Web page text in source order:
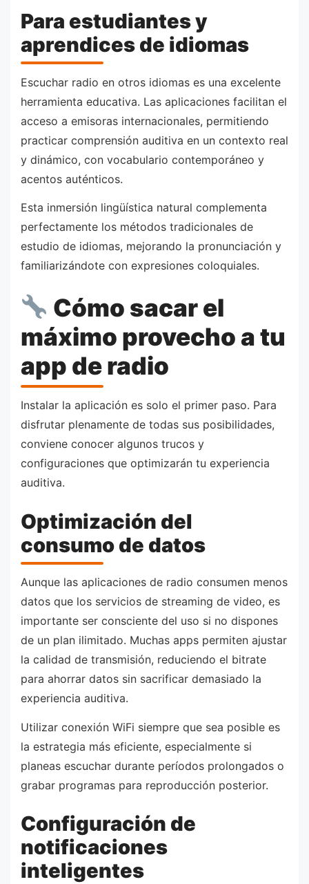
Para estudiantes y
aprendices de idiomas
Escuchar radio en otros idiomas es una excelente
herramienta educativa. Las aplicaciones facilitan el
acceso a emisoras internacionales, permitiendo
practicar comprensión auditiva en un contexto real
y dinámico, con vocabulario contemporáneo y
acentos auténticos.
Esta inmersión lingüística natural complementa
perfectamente los métodos tradicionales de
estudio de idiomas, mejorando la pronunciación y
familiarizándote con expresiones coloquiales.
Cómo sacar el
máximo provecho a tu
app de radio
Instalar la aplicación es solo el primer paso. Para
disfrutar plenamente de todas sus posibilidades,
conviene conocer algunos trucos y
configuraciones que optimizarán tu experiencia
auditiva.
Optimización del
consumo de datos
Aunque las aplicaciones de radio consumen menos
datos que los servicios de streaming de video, es
importante ser consciente del uso si no dispones
de un plan ilimitado. Muchas apps permiten ajustar
la calidad de transmisión, reduciendo el bitrate
para ahorrar datos sin sacrificar demasiado la
experiencia auditiva.
Utilizar conexión WiFi siempre que sea posible es
la estrategia más eficiente, especialmente si
planeas escuchar durante períodos prolongados o
grabar programas para reproducción posterior.
Configuración de
notificaciones
inteligentes